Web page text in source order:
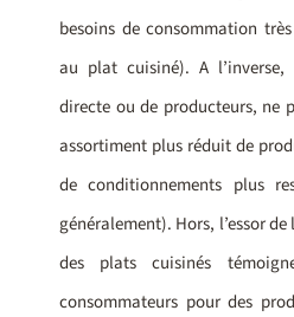
besoins de consommation
au plat cuisiné). A
directe ou de producteurs, ne
assortiment plus réduit de
de conditionnements plus
généralement). Hors, l’essor
des plats cuisinés
consommateurs pour des